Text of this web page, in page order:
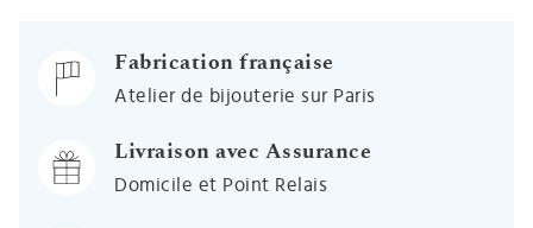
Fabrication française
Atelier de bijouterie sur Paris
Livraison avec Assurance
Domicile et Point Relais